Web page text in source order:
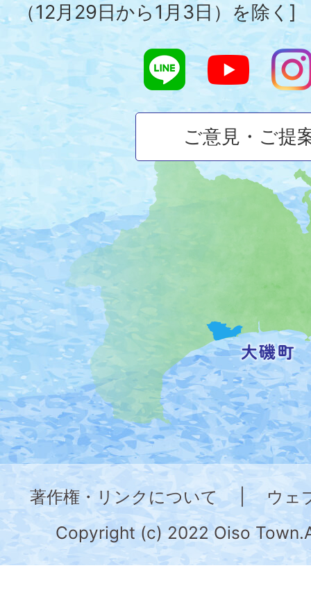
磯
町
の
位
置
を
記
し
た
地
図。
神
奈
川
県
の
（12月29日から1月3日）を除く]
ご意見・ご提
著作権・リンクについて
ウェ
Copyright (c) 2022 Oiso